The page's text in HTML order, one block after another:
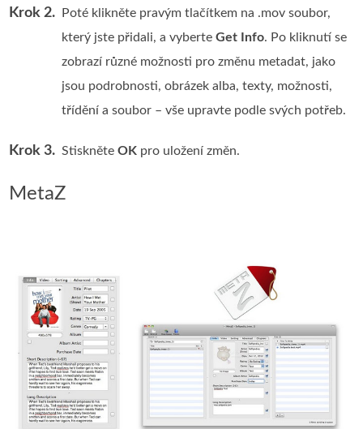
Krok 2.
Poté klikněte pravým tlačítkem na .mov soubor,
který jste přidali, a vyberteGet Info. Po kliknutí se
zobrazí různé možnosti pro změnu metadat, jako
jsou podrobnosti, obrázek alba, texty, možnosti,
třídění a soubor – vše upravte podle svých potřeb.
Krok 3. StiskněteOK pro uložení změn.
MetaZ